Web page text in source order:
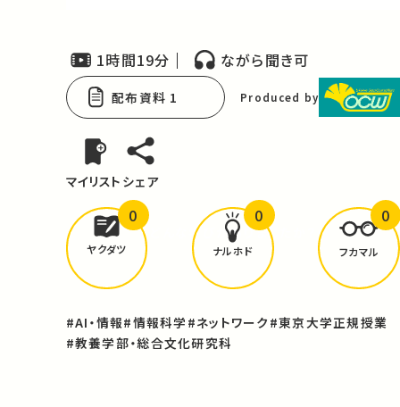
1時間19分 ながら聞き可
配布資料 1 Produced by
マイリスト シェア
どんな学びがありましたか？
ヤクダツ
0
ナルホド
0
フカマル
0
#AI・情報#情報科学 #ネットワーク #東京大学正規授業
#教養学部・総合文化研究科